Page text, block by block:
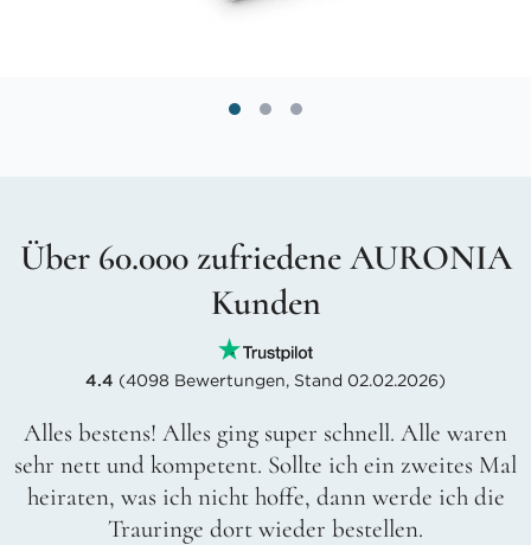
Über 60.000 zufriedene AURONIA
Kunden
4.4 (4098 Bewertungen, Stand 02.02.2026)
Alles bestens! Alles ging super schnell. Alle waren
sehr nett und kompetent. Sollte ich ein zweites Mal
heiraten, was ich nicht hoffe, dann werde ich die
Trauringe dort wieder bestellen.